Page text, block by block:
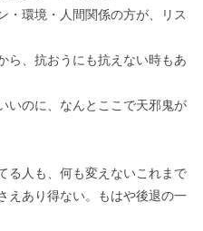
・環境・人間関係の方が、リス
ら、抗おうにも抗えない時もあ
いのに、なんとここで天邪鬼が
る人も、何も変えないこれまで
えあり得ない。もはや後退の一